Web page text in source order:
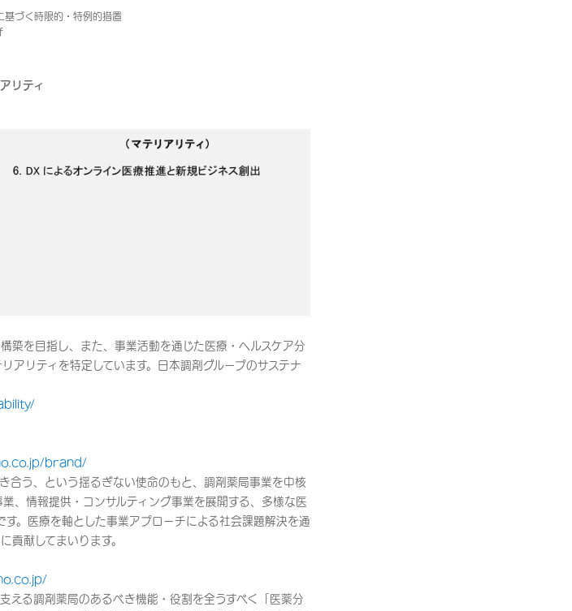
づく時限的・特例的措置
リティ
築を目指し、また、事業活動を通じた医療・ヘルスケア分
アリティを特定しています。日本調剤グループのサステナ
brand/
合う、という揺るぎない使命のもと、調剤薬局事業を中核
、情報提供・コンサルティング事業を展開する、多様な医
す。医療を軸とした事業アプローチによる社会課題解決を通
貢献してまいります。
る調剤薬局のあるべき機能・役割を全うすべく「医薬分